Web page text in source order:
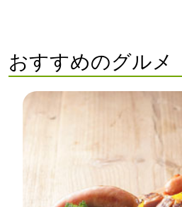
おすすめのグルメ